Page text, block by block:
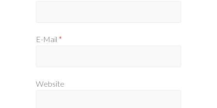
E-Mail *
Website